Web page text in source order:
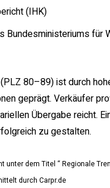
(IHK)
Bundesministeriums für
80–89) ist durch
geprägt. Verkäufer
Übergabe reicht.
zu gestalten.
dem Titel “ Regionale
durch Carpr.de